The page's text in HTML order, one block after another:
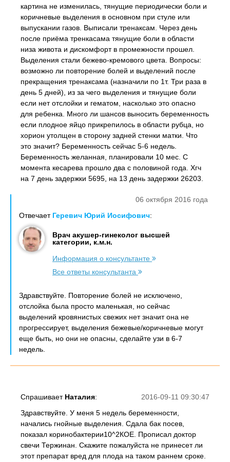
картина не изменилась, тянущие периодически боли и
коричневые выделения в основном при стуле или
выпускании газов. Выписали тренаксам. Через день
после приёма тренкасама тянущие боли в области
низа живота и дискомфорт в промежности прошел.
Выделения стали бежево-кремового цвета. Вопросы:
возможно ли повторение болей и выделений после
прекращения тренаксама (назначили по 1т. Три раза в
день 5 дней), из за чего выделения и тянущие боли
если нет отслойки и гематом, насколько это опасно
для ребенка. Много ли шансов выносить беременность
если плодное яйцо прикрепилось в области рубца, но
хорион утолщен в сторону задней стенки матки. Что
это значит? Беременность сейчас 5-6 недель.
Беременность желанная, планировали 10 мес. С
момента кесарева прошло два с половиной года. Хгч
на 7 день задержки 5695, на 13 день задержки 26203.
06 октября 2016 года
Отвечает Геревич Юрий Иосифович:
Врач акушер-гинеколог высшей
категории, к.м.н.
Информация о консультанте
Все ответы консультанта
Здравствуйте. Повторение болей не исключено,
отслойка была просто маленькая, но сейчас
выделений кровянистых свежих нет значит она не
прогрессирует, выделения бежевые/коричневые могут
еще быть, но они не опасны, сделайте узи в 6-7
недель.
2016-09-11 09:30:47
Спрашивает Наталия:
Здравствуйте. У меня 5 недель беременности,
начались гнойные выделения. Сдала бак посев,
показал коринобактерии10^2КОЕ. Прописал доктор
свечи Тержинан. Скажите пожалуйста не принесет ли
этот препарат вред для плода на таком раннем сроке.